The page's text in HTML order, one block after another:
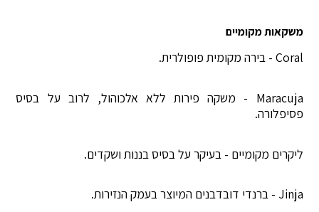
משקאות מקומיים
Coral - בירה מקומית פופולרית.
Maracuja - משקה פירות ללא אלכוהול, לרוב על בסיס
פסיפלורה.
ליקרים מקומיים - בעיקר על בסיס בננות ושקדים.
Jinja - ברנדי דובדבנים המיוצר בעמק הנזירות.